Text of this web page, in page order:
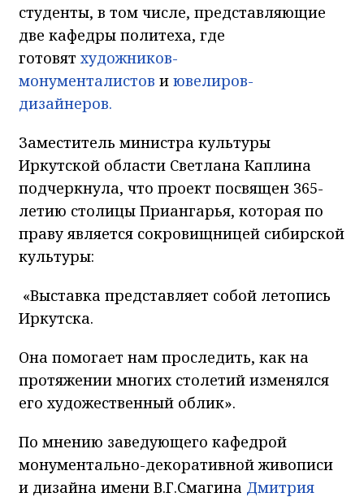
студенты, в том числе, представляющие
две кафедры политеха, где
готовят художников-
монументалистов и ювелиров-
дизайнеров.
Заместитель министра культуры
Иркутской области Светлана Каплина
подчеркнула, что проект посвящен 365-
летию столицы Приангарья, которая по
праву является сокровищницей сибирской
культуры:
«Выставка представляет собой летопись
Иркутска.
Она помогает нам проследить, как на
протяжении многих столетий изменялся
его художественный облик».
По мнению заведующего кафедрой
монументально-декоративной живописи
и дизайна имени В.Г.Смагина Дмитрия